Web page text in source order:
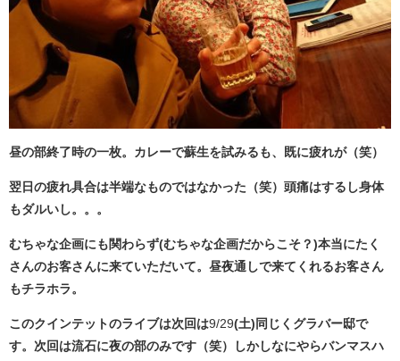
昼の部終了時の一枚。カレーで蘇生を試みるも、既に疲れが（笑）
翌日の疲れ具合は半端なものではなかった（笑）頭痛はするし身体
もダルいし。。。
むちゃな企画にも関わらず(むちゃな企画だからこそ？)本当にたく
さんのお客さんに来ていただいて。昼夜通しで来てくれるお客さん
もチラホラ。
このクインテットのライブは次回は9/29(土)同じくグラバー邸で
す。次回は流石に夜の部のみです（笑）しかしなにやらバンマスハ